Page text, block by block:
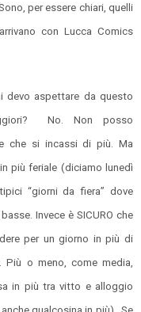
per essere chiari, quelli
con Lucca Comics
devo aspettare da questo
No. Non posso
che si incassi di più. Ma
più feriale (diciamo lunedì
“giorni da fiera” dove
Invece è SICURO che
per un giorno in più di
o meno, come media,
in più tra vitto e alloggio